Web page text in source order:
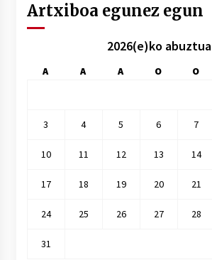
Artxiboa egunez egun
2026(e)ko abuztua
A A A O O
3 4 5 6 7
10 11 12 13 14
17 18 19 20 21
24 25 26 27 28
31